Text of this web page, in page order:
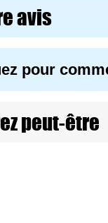
avis
pour
peut-être